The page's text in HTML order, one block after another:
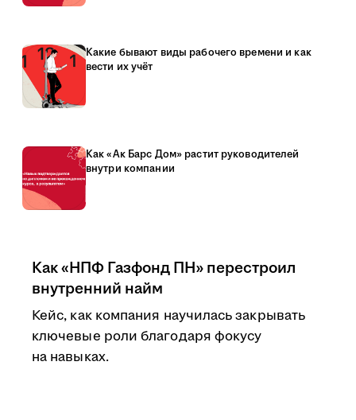
Какие бывают виды рабочего времени и как
вести их учёт
Как «Ак Барс Дом» растит руководителей
внутри компании
Как «НПФ Газфонд ПН» перестроил
внутренний найм
Кейс, как компания научилась закрывать
ключевые роли благодаря фокусу
на навыках.